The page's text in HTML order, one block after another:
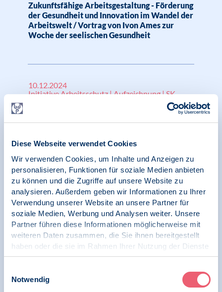
Diese Webseite verwendet Cookies
Wir verwenden Cookies, um Inhalte und Anzeigen zu
personalisieren, Funktionen für soziale Medien anbieten
zu können und die Zugriffe auf unsere Website zu
analysieren. Außerdem geben wir Informationen zu Ihrer
Verwendung unserer Website an unsere Partner für
soziale Medien, Werbung und Analysen weiter. Unsere
Partner führen diese Informationen möglicherweise mit
weiteren Daten zusammen, die Sie ihnen bereitgestellt
haben oder die sie im Rahmen Ihrer Nutzung der Dienste
gesammelt haben.
Notwendig
Zukunftsfähige Arbeitsgestaltung - Förderung
der Gesundheit und Innovation im Wandel der
Arbeitswelt / Vortrag von Ivon Ames zur
Woche der seelischen Gesundheit
10.12.2024
Initiative Arbeitsschutz | Aufzeichnung | SK
Entspannungshappen zum Mittag – drei
wieder aufzuladen / Vortrag von Hejko Bauer
zur Woche der seelischen Gesundheit
10.12.2024
Initiative Arbeitsschutz | Aufzeichnung | SK
Klinische Psychologie
Wenn die Nacht keine Ruhe bringt. Hilfe und
praktische Übungen / Vortrag von Heijko